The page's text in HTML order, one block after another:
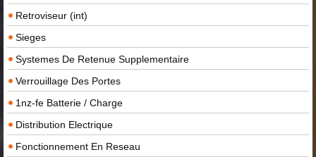
Retroviseur (int)
Sieges
Systemes De Retenue Supplementaire
Verrouillage Des Portes
1nz-fe Batterie / Charge
Distribution Electrique
Fonctionnement En Reseau